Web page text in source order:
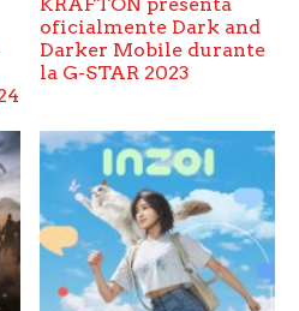
KRAFTON presenta
oficialmente Dark and
Darker Mobile durante
la G-STAR 2023